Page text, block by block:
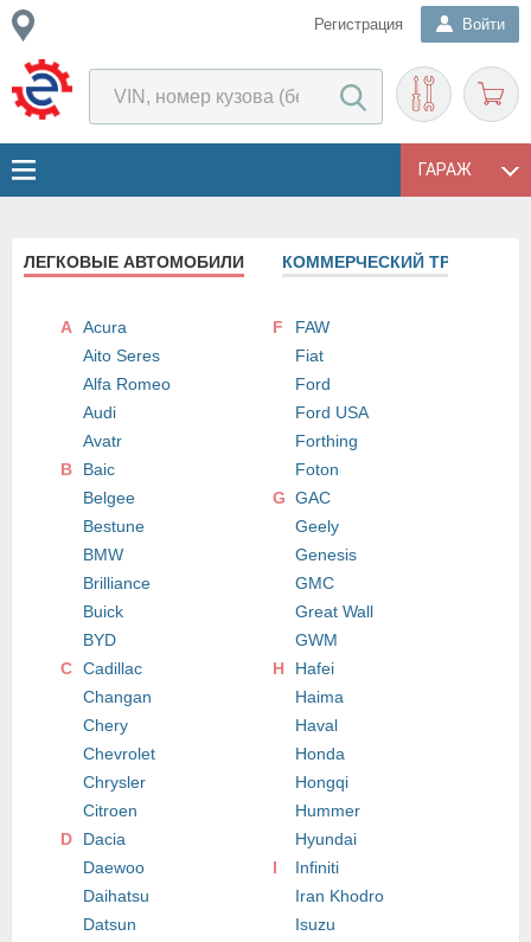
Регистрация Войти
ГАРАЖ
ЛЕГКОВЫЕ АВТОМОБИЛИ КОММЕРЧЕСКИЙ ТРАНСПОРТ
A Acura
Aito Seres
Alfa Romeo
Audi
Avatr
B
Baic
Belgee
Bestune
BMW
Brilliance
Buick
BYD
C Cadillac
Changan
Chery
Chevrolet
Chrysler
Citroen
D
Dacia
Daewoo
Daihatsu
Datsun
F
FAW
Fiat
Ford
Ford USA
Forthing
Foton
G GAC
Geely
Genesis
GMC
Great Wall
GWM
H
Hafei
Haima
Haval
Honda
Hongqi
Hummer
Hyundai
I
Infiniti
Iran Khodro
Isuzu